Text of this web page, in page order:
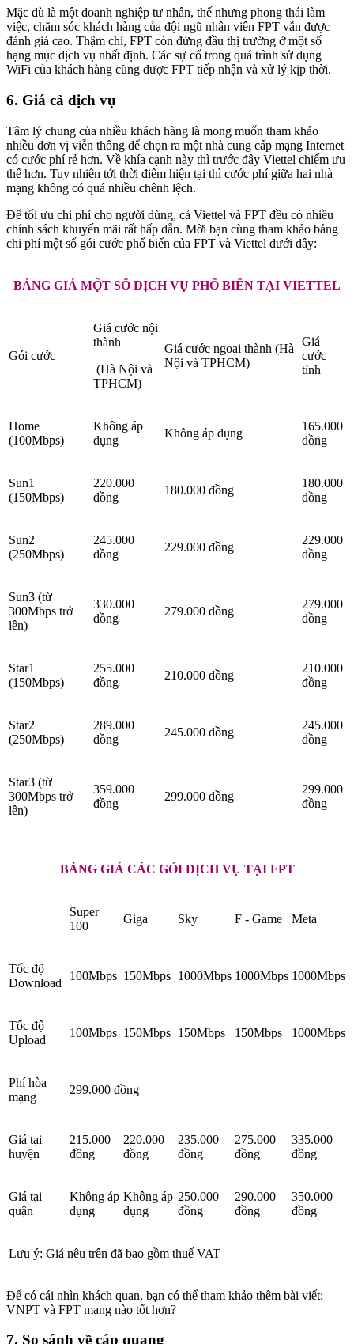
Mặc dù là một doanh nghiệp tư nhân, thế nhưng phong thái làm
việc, chăm sóc khách hàng của đội ngũ nhân viên FPT vẫn được
đánh giá cao. Thậm chí, FPT còn đứng đầu thị trường ở một số
hạng mục dịch vụ nhất định. Các sự cố trong quá trình sử dụng
WiFi của khách hàng cũng được FPT tiếp nhận và xử lý kịp thời.
6. Giá cả dịch vụ
Tâm lý chung của nhiều khách hàng là mong muốn tham khảo
nhiều đơn vị viễn thông để chọn ra một nhà cung cấp mạng Internet
có cước phí rẻ hơn. Về khía cạnh này thì trước đây Viettel chiếm ưu
thế hơn. Tuy nhiên tới thời điểm hiện tại thì cước phí giữa hai nhà
mạng không có quá nhiều chênh lệch.
Để tối ưu chi phí cho người dùng, cả Viettel và FPT đều có nhiều
chính sách khuyến mãi rất hấp dẫn. Mời bạn cùng tham khảo bảng
chi phí một số gói cước phổ biến của FPT và Viettel dưới đây:
BẢNG GIÁ MỘT SỐ DỊCH VỤ PHỔ BIẾN TẠI VIETTEL
Gói cước
Giá cước nội
thành
(Hà Nội và
TPHCM)
Giá cước ngoại thành (Hà
Nội và TPHCM)
Giá
cước
tỉnh
Home
(100Mbps)
Không áp
dụng
Không áp dụng
165.000
đồng
Sun1
(150Mbps)
220.000
đồng
180.000 đồng
180.000
đồng
Sun2
(250Mbps)
245.000
đồng
229.000 đồng
229.000
đồng
Sun3 (từ
300Mbps trở
lên)
330.000
đồng
279.000 đồng
279.000
đồng
Star1
(150Mbps)
255.000
đồng
210.000 đồng
210.000
đồng
Star2
(250Mbps)
289.000
đồng
245.000 đồng
245.000
đồng
Star3 (từ
300Mbps trở
lên)
359.000
đồng
299.000 đồng
299.000
đồng
BẢNG GIÁ CÁC GÓI DỊCH VỤ TẠI FPT
Super
100
Giga Sky F - Game Meta
Tốc độ
Download
100Mbps 150Mbps 1000Mbps 1000Mbps 1000Mbps
Tốc độ
Upload
100Mbps 150Mbps 150Mbps 150Mbps 1000Mbps
Phí hòa
mạng
299.000 đồng
Giá tại
huyện
215.000
đồng
220.000
đồng
235.000
đồng
275.000
đồng
335.000
đồng
Giá tại
quận
Không áp
dụng
Không áp
dụng
250.000
đồng
290.000
đồng
350.000
đồng
Lưu ý: Giá nêu trên đã bao gồm thuế VAT
Để có cái nhìn khách quan, bạn có thể tham khảo thêm bài viết:
VNPT và FPT mạng nào tốt hơn?
7. So sánh về cáp quang